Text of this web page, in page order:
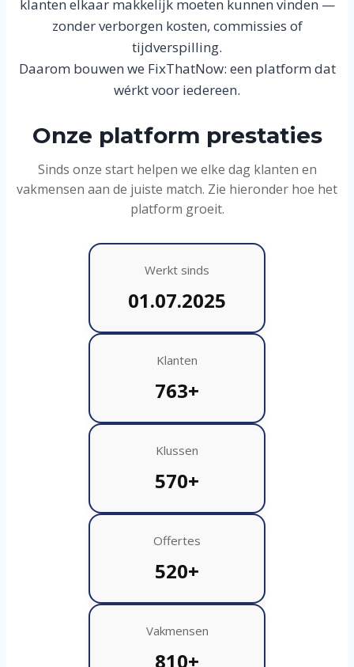
klanten elkaar makkelijk moeten kunnen vinden —
zonder verborgen kosten, commissies of
tijdverspilling.
Daarom bouwen we FixThatNow: een platform dat
wérkt voor iedereen.
Onze platform prestaties
Sinds onze start helpen we elke dag klanten en
vakmensen aan de juiste match. Zie hieronder hoe het
platform groeit.
Werkt sinds
01.07.2025
Klanten
763+
Klussen
570+
Offertes
520+
Vakmensen
810+